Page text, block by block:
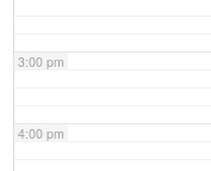
3:00 pm
4:00 pm